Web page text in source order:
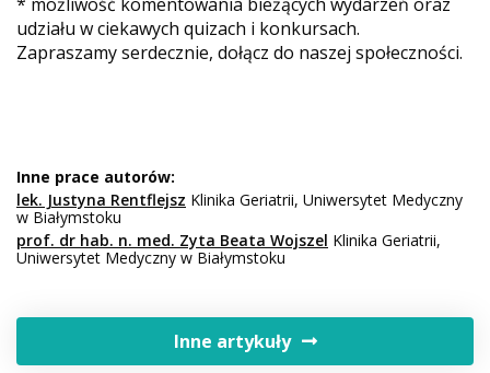
udziału w ciekawych quizach i konkursach.
Zapraszamy serdecznie, dołącz do naszej społeczności.
Inne prace autorów:
lek. Justyna Rentflejsz Klinika Geriatrii, Uniwersytet Medyczny
w Białymstoku
prof. dr hab. n. med. Zyta Beata Wojszel Klinika Geriatrii,
Uniwersytet Medyczny w Białymstoku
Inne artykuły